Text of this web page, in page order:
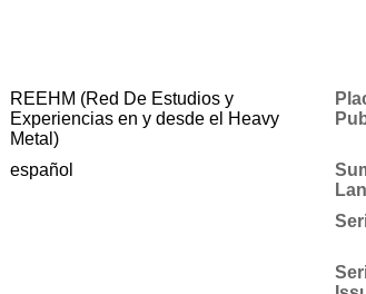
REEHM (Red De Estudios y
Experiencias en y desde el Heavy
Metal)
español